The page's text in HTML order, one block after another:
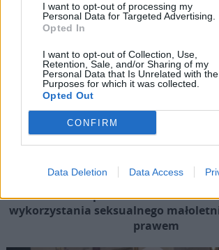
I want to opt-out of processing my
Personal Data for Targeted Advertising.
Opted In
I want to opt-out of Collection, Use,
Retention, Sale, and/or Sharing of my
Personal Data that Is Unrelated with the
Purposes for which it was collected.
Opted Out
CONFIRM
Data Deletion Data Access
Ministerstwo Sprawiedliwości:
wykorzystania seksualnego
prawem